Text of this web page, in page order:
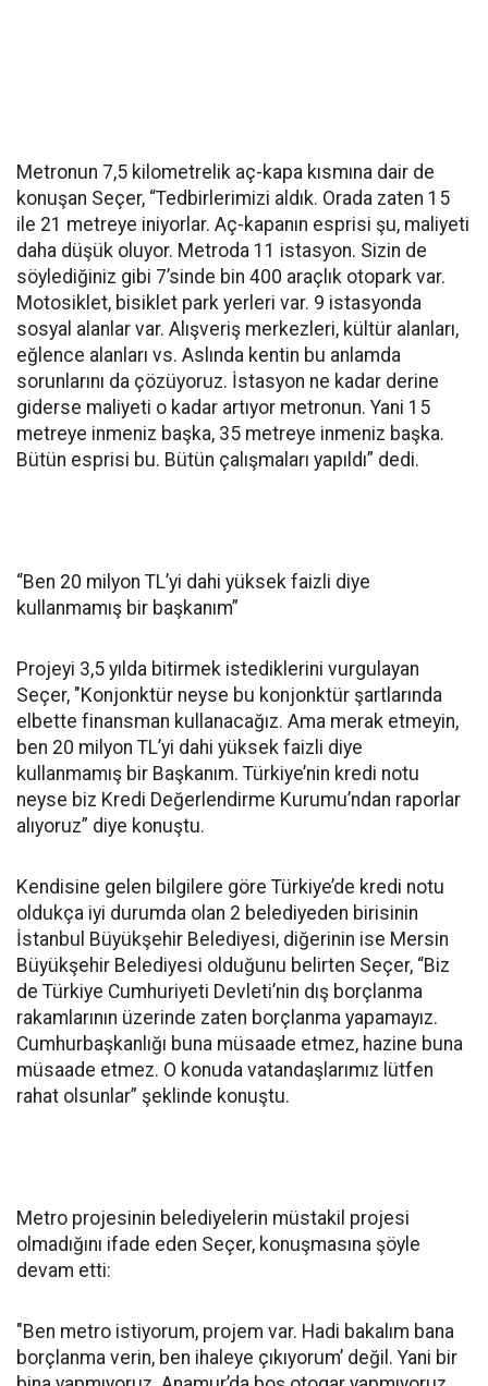
Metronun 7,5 kilometrelik aç-kapa kısmına dair de
konuşan Seçer, “Tedbirlerimizi aldık. Orada zaten 15
ile 21 metreye iniyorlar. Aç-kapanın esprisi şu, maliyeti
daha düşük oluyor. Metroda 11 istasyon. Sizin de
söylediğiniz gibi 7’sinde bin 400 araçlık otopark var.
Motosiklet, bisiklet park yerleri var. 9 istasyonda
sosyal alanlar var. Alışveriş merkezleri, kültür alanları,
eğlence alanları vs. Aslında kentin bu anlamda
sorunlarını da çözüyoruz. İstasyon ne kadar derine
giderse maliyeti o kadar artıyor metronun. Yani 15
metreye inmeniz başka, 35 metreye inmeniz başka.
Bütün esprisi bu. Bütün çalışmaları yapıldı” dedi.
“Ben 20 milyon TL’yi dahi yüksek faizli diye
kullanmamış bir başkanım”
Projeyi 3,5 yılda bitirmek istediklerini vurgulayan
Seçer, "Konjonktür neyse bu konjonktür şartlarında
elbette finansman kullanacağız. Ama merak etmeyin,
ben 20 milyon TL’yi dahi yüksek faizli diye
kullanmamış bir Başkanım. Türkiye’nin kredi notu
neyse biz Kredi Değerlendirme Kurumu’ndan raporlar
alıyoruz” diye konuştu.
Kendisine gelen bilgilere göre Türkiye’de kredi notu
oldukça iyi durumda olan 2 belediyeden birisinin
İstanbul Büyükşehir Belediyesi, diğerinin ise Mersin
Büyükşehir Belediyesi olduğunu belirten Seçer, “Biz
de Türkiye Cumhuriyeti Devleti’nin dış borçlanma
rakamlarının üzerinde zaten borçlanma yapamayız.
Cumhurbaşkanlığı buna müsaade etmez, hazine buna
müsaade etmez. O konuda vatandaşlarımız lütfen
rahat olsunlar” şeklinde konuştu.
Metro projesinin belediyelerin müstakil projesi
olmadığını ifade eden Seçer, konuşmasına şöyle
devam etti:
"Ben metro istiyorum, projem var. Hadi bakalım bana
borçlanma verin, ben ihaleye çıkıyorum’ değil. Yani bir